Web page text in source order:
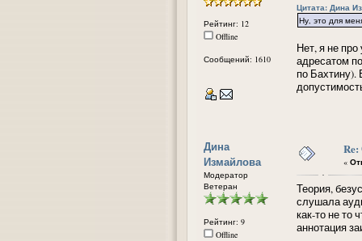
Рейтинг: 12
Offline
Сообщений: 1610
Цитата: Дина
Ну, это для
Нет, я не
адресатом
по Бахтину).
Дина
Измайлова
Модератор
Ветеран
Рейтинг: 9
Offline
«
Теория,
слушала
как-то не то
аннотация